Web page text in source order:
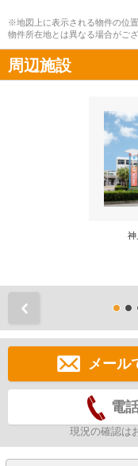
※地図上に表示される物件の位
物件所在地とは異なる場合がござ
周辺施設
神
メール
電
現況の確認は